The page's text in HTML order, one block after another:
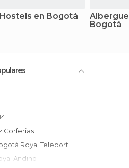
Hostels en Bogotá
Bogotá
Corferias
Royal Teleport
Andino